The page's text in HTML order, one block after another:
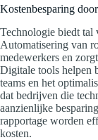
Kostenbesparing
Technologie biedt tal
Automatisering van
medewerkers en
Digitale tools helpen
teams en het
dat bedrijven die
aanzienlijke
rapportage worden
kosten.